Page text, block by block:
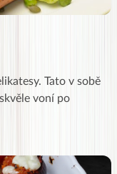
Tato v sobě
voní po